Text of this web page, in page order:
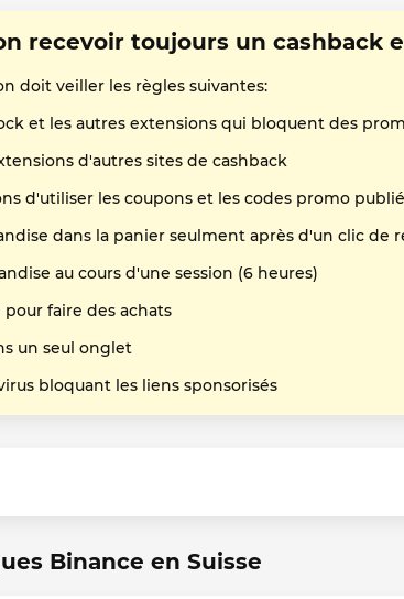
recevoir toujours un cashback
doit veiller les règles suivantes:
et les autres extensions qui bloquent des
d'autres sites de cashback
d'utiliser les coupons et les codes promo
dans la panier seulment après d'un clic de
au cours d'une session (6 heures)
faire des achats
un seul onglet
bloquant les liens sponsorisés
Binance en Suisse